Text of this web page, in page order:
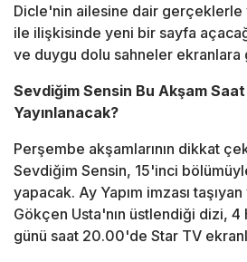
Dicle'nin ailesine dair
ile ilişkisinde yeni bir sayfa
ve duygu dolu sahneler ekranlara
Sevdiğim Sensin Bu Akşam
Yayınlanacak?
Perşembe akşamlarının dikkat
Sevdiğim Sensin, 15'inci
yapacak. Ay Yapım imzası
Gökçen Usta'nın üstlendiği dizi, 4
günü saat 20.00'de Star TV